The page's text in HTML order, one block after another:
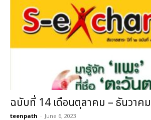
ฉบับที่ 14 เดือนตุลาคม – ธันวาค
teenpath - June 6, 2023